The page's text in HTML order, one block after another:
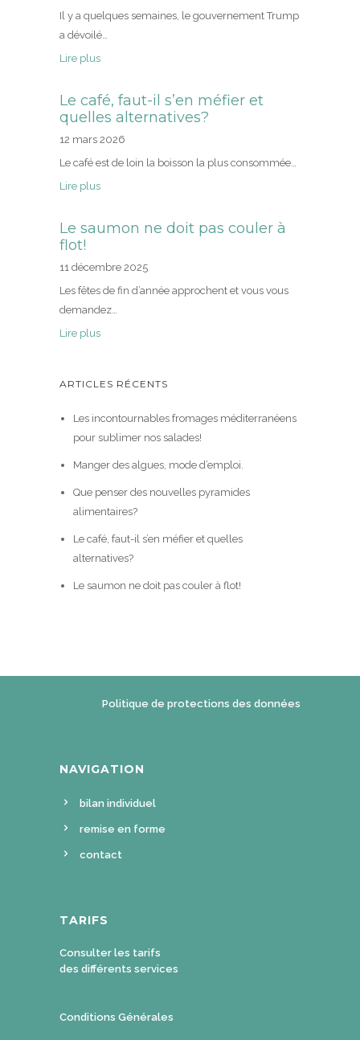
Il y a quelques semaines, le gouvernement Trump
a dévoilé…
Lire plus
Le café, faut-il s’en méfier et
quelles alternatives?
12 mars 2026
Le café est de loin la boisson la plus consommée…
Lire plus
Le saumon ne doit pas couler à
flot!
11 décembre 2025
Les fêtes de fin d’année approchent et vous vous
demandez…
Lire plus
ARTICLES RÉCENTS
Les incontournables fromages méditerranéens
pour sublimer nos salades!
Manger des algues, mode d’emploi.
Que penser des nouvelles pyramides
alimentaires?
Le café, faut-il s’en méfier et quelles
alternatives?
Le saumon ne doit pas couler à flot!
Politique de protections des données
NAVIGATION
bilan individuel
remise en forme
contact
TARIFS
Consulter les tarifs
des différents services
Conditions Générales